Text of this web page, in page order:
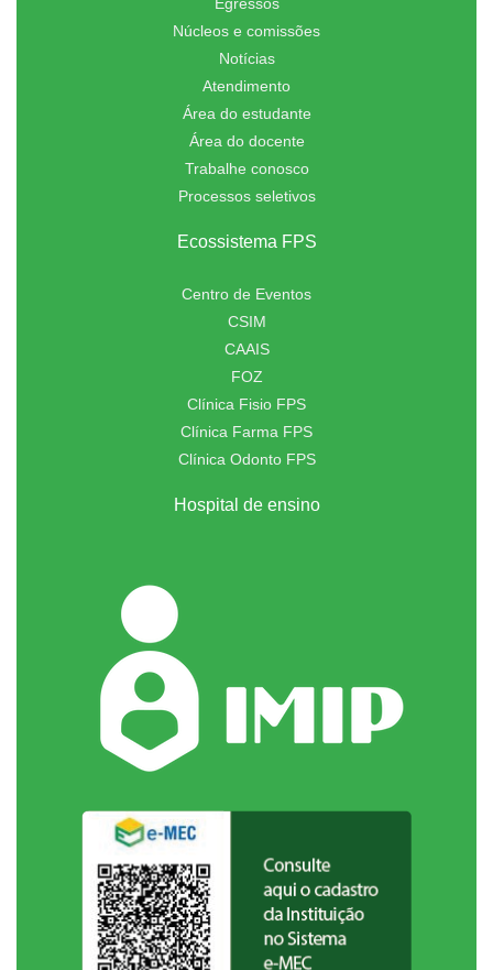
Núcleos e comissões
Notícias
Atendimento
Área do estudante
Área do docente
Trabalhe conosco
Processos seletivos
Ecossistema FPS
Centro de Eventos
CSIM
CAAIS
FOZ
Clínica Fisio FPS
Clínica Farma FPS
Clínica Odonto FPS
Hospital de ensino